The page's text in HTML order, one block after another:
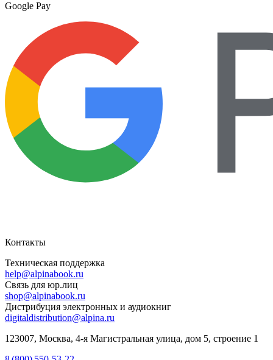
Google Pay
Контакты
Техническая поддержка
help@alpinabook.ru
Связь для юр.лиц
shop@alpinabook.ru
Дистрибуция электронных и аудиокниг
digitaldistribution@alpina.ru
123007, Москва, 4-я Магистральная улица, дом 5, строение 1